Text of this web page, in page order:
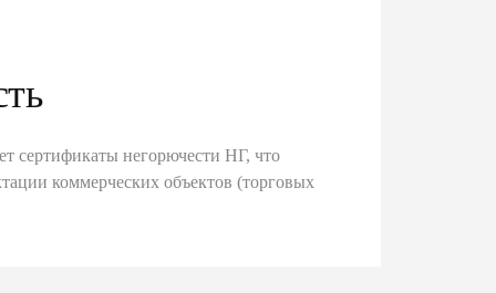
сертификаты негорючести НГ, что
коммерческих объектов (торговых